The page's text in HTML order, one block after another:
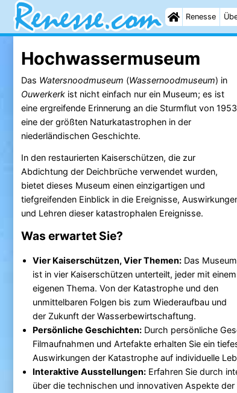
Renesse
Hochwassermuseum
Das Watersnoodmuseum (Wassernoodmuseum) in
Ouwerkerkist nicht einfach nur ein Museum; es ist
eine ergreifende Erinnerung an die Sturmflut von
eine der größten Naturkatastrophen in der
niederländischen Geschichte.
In den restaurierten Kaiserschützen, die zur
Abdichtung der Deichbrüche verwendet wurden,
bietet dieses Museum einen einzigartigen und
tiefgreifenden Einblick in die Ereignisse,
und Lehren dieser katastrophalen Ereignisse.
Was erwartet Sie?
Vier Kaiserschützen, Vier Themen:Das Museum
ist in vier Kaiserschützen unterteilt, jeder mit einem
eigenen Thema. Von der Katastrophe und den
unmittelbaren Folgen bis zum Wiederaufbau und
der Zukunft der Wasserbewirtschaftung.
Persönliche Geschichten:Durch persönliche
Filmaufnahmen und Artefakte erhalten Sie ein
Auswirkungen der Katastrophe auf individuelle
Interaktive Ausstellungen:Erfahren Sie durch
über die technischen und innovativen Aspekte